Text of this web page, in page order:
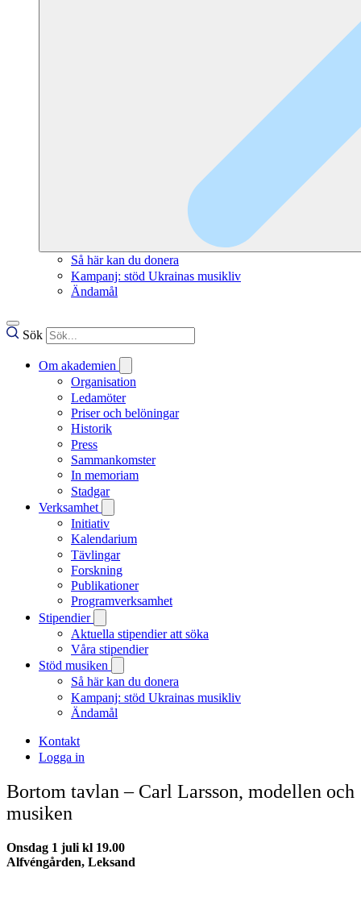
Så här kan du donera
Kampanj: stöd Ukrainas musikliv
Ändamål
Sök
Om akademien
Organisation
Ledamöter
Priser och belöningar
Historik
Press
Sammankomster
In memoriam
Stadgar
Verksamhet
Initiativ
Kalendarium
Tävlingar
Forskning
Publikationer
Programverksamhet
Stipendier
Aktuella stipendier att söka
Våra stipendier
Stöd musiken
Så här kan du donera
Kampanj: stöd Ukrainas musikliv
Ändamål
Kontakt
Logga in
Bortom tavlan – Carl Larsson, modellen och
musiken
Onsdag 1 juli kl 19.00
Alfvéngården, Leksand